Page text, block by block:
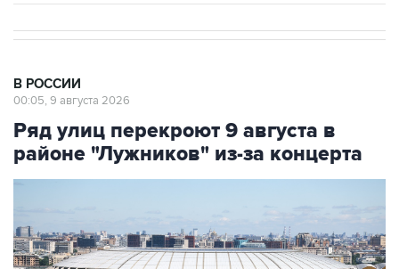
В РОССИИ
00:05, 9 августа 2026
Ряд улиц перекроют 9 августа в
районе "Лужников" из-за концерта